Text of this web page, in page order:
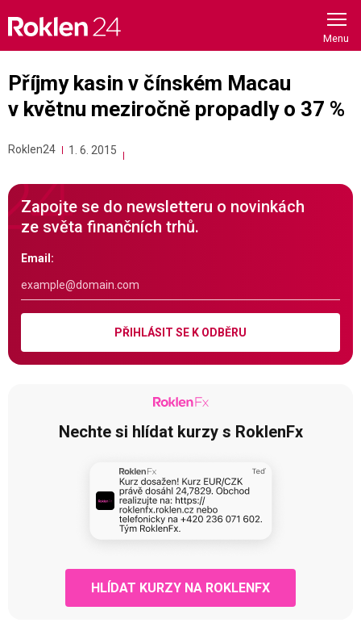
content
Příjmy kasin v čínském Macau
v květnu meziročně propadly o 37 %
Roklen24 1. 6. 2015
Zapojte se do newsletteru o novinkách
ze světa finančních trhů.
Email:
PŘIHLÁSIT SE K ODBĚRU
Nechte si hlídat kurzy s RoklenFx
HLÍDAT KURZY NA ROKLENFX